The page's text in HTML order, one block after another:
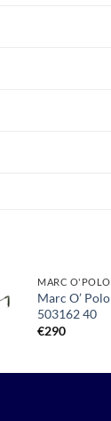
MARC O'POLO
Marc O’ Polo
503162 40
€290